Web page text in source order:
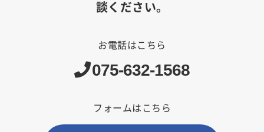
談ください。
お電話はこちら
075-632-1568
フォームはこちら